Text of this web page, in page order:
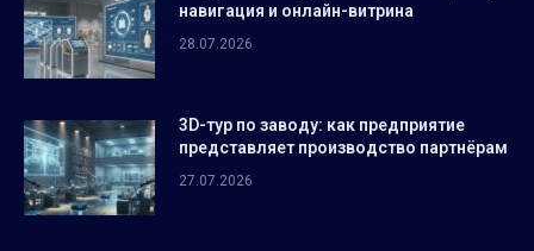
навигация и онлайн-витрина
28.07.2026
3D-тур по заводу: как предприятие
представляет производство партнёрам
27.07.2026